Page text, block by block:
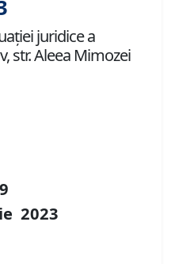
juridice a
str. Aleea Mimozei
2023